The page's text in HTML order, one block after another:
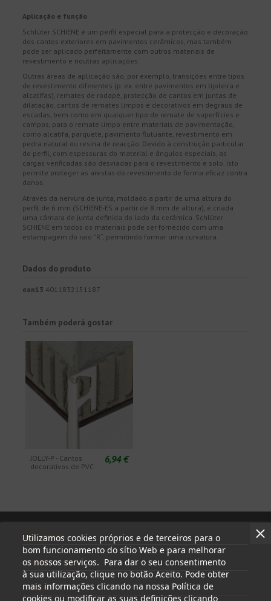
Aplicação e função
Schlüter SCHIENE é um perfil especial para a protecção e decoração
dos cantos exteriores em pavimentos cerâmicos, mas também
pode ser aplicado perfeitamente com outros materiais de
revestimento e noutras aplicações.
Outras áreas de aplicação são, por exemplo, transições entre tipos
de revestimento diferentes (p. ex. entre pavimentos em tijoleira e
alcatifas), remates de rodapé, protecção de cantos em juntas de
dilatação, cantos de remates limpos e decorativos em degraus de
escadas, bem como em qualquer tipo de remate de superfícies e
campos, para o remate limpo entre materiais de pavimentação,
como alcatifa, parquete, pavimento flutuante, revestimento em
pedra natural ou resina de reacção. Devido à construção particular
do perfil, com espessuras do material e ângulos especiais, as
cargas verificadas são desviadas para o revestimento e solo. Isto
permite proteger as arestas do revestimento de forma eficaz contra
danos.
Através da nervura de junta, moldado a partir de uma altura do
perfil de 6 mm (SCHIENE-ES a partir de 8 mm de altura), é criada
uma câmara de junta definida do lado da cerâmica. Schlüter
SCHIENE em todos os materiais pode ser fornecido com uma
estampagem do raio ”R“, permitindo formar uma curvatura.
Dados do produto
ean13 4011832151187
Também poderá gostar
JOLLY-P - Cantos
decorativos de PVC
6,94 €
Utilizamos cookies próprios e de terceiros para o
bom funcionamento do sítio Web e para melhorar
os nossos serviços. Para dar o seu consentimento
à sua utilização, clique no botão Aceito. Pode obter
mais informações clicando na nossa Política de
cookies ou modificar as suas definições clicando
Informações
A minha conta
Contactar